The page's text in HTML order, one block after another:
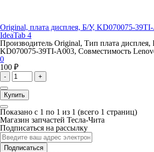
Original, плата дисплея, Б/У, KD070075-
IdeaTab 4
Производитель Original, Тип плата
KD070075-39TI-A003, Совместимость
0
100 ₽
- +
Купить
Показано с 1 по 1 из 1 (всего 1 страниц)
Магазин запчастей Тесла-Чита
Подписаться на рассылку
Подписаться